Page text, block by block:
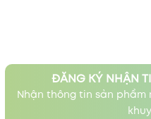
ĐĂNG KÝ NHẬN
Nhận thông tin sản